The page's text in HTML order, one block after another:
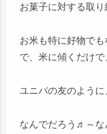
お菓子に対する取り
お米も特に好物で
で、米に傾くだけで
ユニバの友のように
なんでだろう♬～